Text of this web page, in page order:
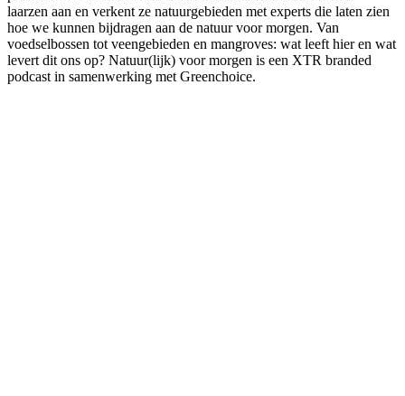
laarzen aan en verkent ze natuurgebieden met experts die laten zien
hoe we kunnen bijdragen aan de natuur voor morgen. Van
voedselbossen tot veengebieden en mangroves: wat leeft hier en wat
levert dit ons op? Natuur(lijk) voor morgen is een XTR branded
podcast in samenwerking met Greenchoice.